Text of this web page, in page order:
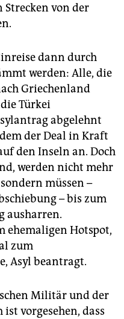
Strecken von der
dann durch
werden: Alle, die
Griechenland
Türkei
abgelehnt
der Deal in Kraft
den Inseln an. Doch
werden nicht mehr
müssen –
– bis zum
ausharren.
ehemaligen Hotspot,
zum
Asyl beantragt.
Militär und der
vorgesehen, dass